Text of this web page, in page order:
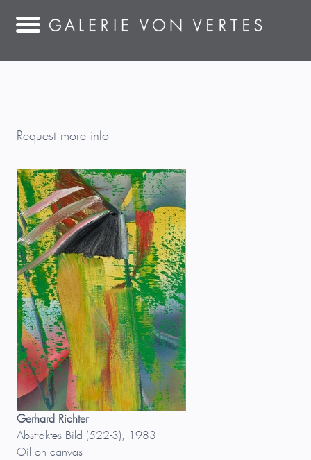
Request more info
Gerhard Richter
Abstraktes Bild (522-3), 1983
Oil on canvas